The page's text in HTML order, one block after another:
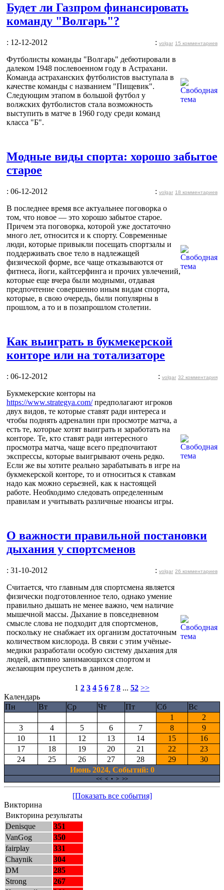
Будет ли Газпром финансировать
команду "Волгарь"?
: 12-12-2012 : volgar 15 комментариев
Футболисты команды "Волгарь" дебютировали в
далеком 1948 послевоенном году в Астрахани.
Команда астраханских футболистов выступала в
качестве команды с названием "Пищевик".
Следующим этапом в большой футбол у
волжских футболистов стала возможность
выступить в матче в 1960 году среди команд
класса "Б".
Модные виды спорта: хорошо забытое
старое
: 06-12-2012 : volgar 18 комментариев
В последнее время все актуальнее поговорка о
том, что новое — это хорошо забытое старое.
Причем эта поговорка, которой уже достаточно
много лет, относится и к спорту. Современные
люди, которые привыкли посещать спортзалы и
поддерживать свое тело в надлежащей
физической форме, все чаще отказываются от
фитнеса, йоги, кайтсерфинга и прочих увлечений,
которые еще вчера были модными, отдавая
предпочтение совершенно иным видам спорта,
которые, в свою очередь, были популярны в
прошлом, а то и в позапрошлом столетии.
Как выиграть в букмекерской
конторе или на тотализаторе
: 06-12-2012 : volgar 32 комментария
Букмекерские конторы на
https://www.strategya.com/предполагают игроков
двух видов, те которые ставят ради интереса и
чтобы поднять адреналин при просмотре матча, а
есть те, которые хотят выиграть и заработать на
конторе. Те, кто ставят ради интересного
просмотра матча, чаще всего предпочитают
экспрессы, которые выигрывают очень редко.
Если же вы хотите реально зарабатывать в игре на
букмекерской конторе, то и относиться к ставкам
надо как можно серьезней, как к настоящей
работе. Необходимо следовать определенным
правилам и учитывать различные нюансы игры.
О важности правильной постановки
дыхания у спортсменов
: 31-10-2012 : volgar 26 комментариев
Считается, что главным для спортсмена является
физически подготовленное тело, однако умение
правильно дышать не менее важно, чем наличие
мышечной массы. Дыхание в повседневном
смысле слова не подходит для спортсменов,
поскольку не снабжает их организм достаточным
количеством кислорода. В связи с этим учёные-
медики разработали особую систему дыхания для
людей, активно занимающихся спортом и
желающим преуспеть в данном деле.
1 2 3 4 5 6 7 8 ... 52 >>
Календарь
Пн
Вт Ср Чт Пт Сб
Вс
1
2
3
4 5 6 7 8
9
10
11 12 13 14 15
16
17
18 19 20 21 22
23
24
25 26 27 28 29
30
Июнь 2024, Cобытий: 0
<< < • > >>
[Показать все события]
Викторина
Викторина результаты
Denisque
351
VanGog
350
fairplay
331
Chaynik
304
DM
285
Strong
267